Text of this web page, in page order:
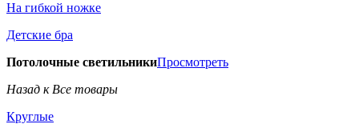
На гибкой ножке
Детские бра
Потолочные светильникиПросмотреть
Назад к Все товары
Круглые